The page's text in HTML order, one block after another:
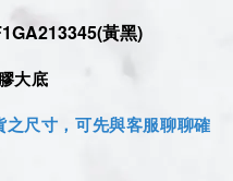
黃黑)
大底
之尺寸，可先與客服聊聊確